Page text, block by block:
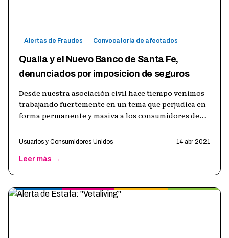
Alertas de Fraudes Convocatoria de afectados
Qualia y el Nuevo Banco de Santa Fe,
denunciados por imposicion de seguros
Desde nuestra asociación civil hace tiempo venimos
trabajando fuertemente en un tema que perjudica en
forma permanente y masiva a los consumidores de
Usuarios y Consumidores Unidos 14 abr 2021
Leer más →